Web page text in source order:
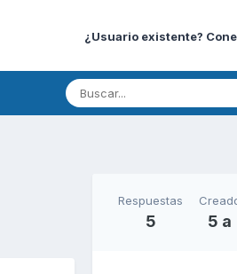
¿Usuario existente?
Respuestas
5 5 a